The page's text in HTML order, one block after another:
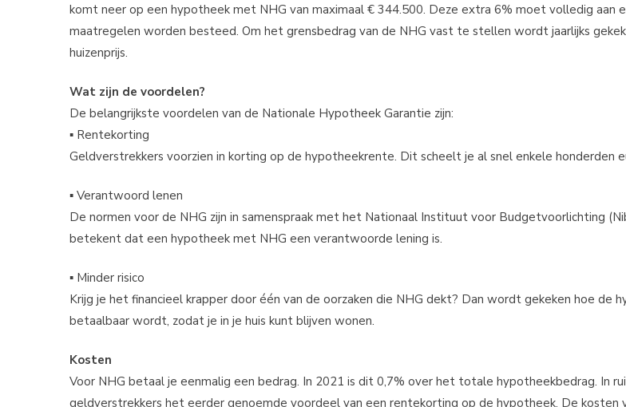
komt neer op een hypotheek met NHG van maximaal € 344.500. Deze extra 6% moet volledig aan
maatregelen worden besteed. Om het grensbedrag van de NHG vast te stellen wordt jaarlijks
huizenprijs.
Wat zijn de voordelen?
De belangrijkste voordelen van de Nationale Hypotheek Garantie zijn:
▪ Rentekorting
Geldverstrekkers voorzien in korting op de hypotheekrente. Dit scheelt je al snel enkele honderden
▪ Verantwoord lenen
De normen voor de NHG zijn in samenspraak met het Nationaal Instituut voor Budgetvoorlichting
betekent dat een hypotheek met NHG een verantwoorde lening is.
▪ Minder risico
Krijg je het financieel krapper door één van de oorzaken die NHG dekt? Dan wordt gekeken hoe de
betaalbaar wordt, zodat je in je huis kunt blijven wonen.
Kosten
Voor NHG betaal je eenmalig een bedrag. In 2021 is dit 0,7% over het totale hypotheekbedrag. In
geldverstrekkers het eerder genoemde voordeel van een rentekorting op de hypotheek. De kosten